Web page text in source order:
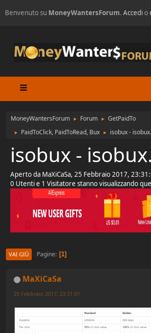
Benvenuto su MoneyWantersForum. Accedio
MoneyWantersForum ► Forum ► GetPaidTo
► PaidToClick, PaidToRead, Bux ► isobux -
isobux -
Aperto da MaXiCaSa, 25 Febbraio 2017,
0 Utenti e 1 Visitatore stanno visualizzando
VAI GIÙ Pagine 1
MaXiCaSa
25 Febbraio 2017, 23:31:01